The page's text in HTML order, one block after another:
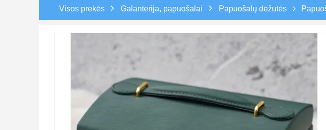
Visos prekės Galanterija, papuošalai Papuošalų dėžutės